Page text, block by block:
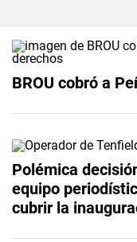
BROU cobró a
Polémica
equipo
cubrir la